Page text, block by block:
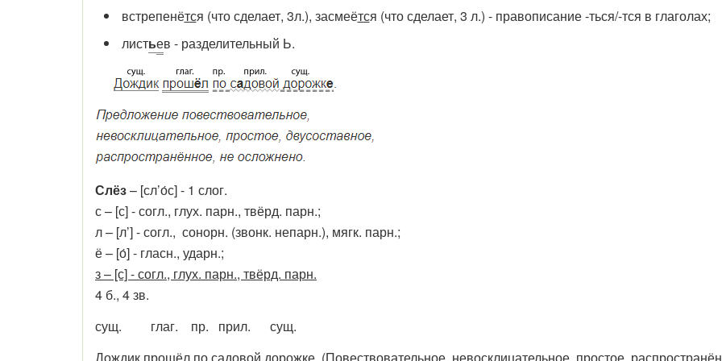
встрепенётся (что сделает, 3л.), засмеётся (что сделает, 3 л.) - правописание -ться/-тся в глаголах;
листьев - разделительный Ь.
Слёз– [сл’о́с] - 1 слог.
с– [с] - согл., глух. парн., твёрд. парн.;
л– [л’] - согл., сонорн. (звонк. непарн.), мягк. парн.;
ё– [о́] - гласн., ударн.;
з– [с] - согл., глух. парн., твёрд. парн.
4 б., 4 зв.
сущ. глаг. пр. прил. сущ.